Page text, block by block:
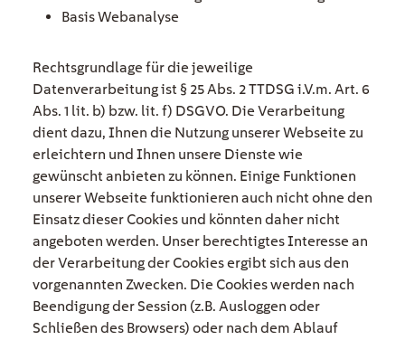
Basis Webanalyse
Rechtsgrundlage für die jeweilige
Datenverarbeitung ist § 25 Abs. 2 TTDSG i.V.m. Art. 6
Abs. 1 lit. b) bzw. lit. f) DSGVO. Die Verarbeitung
dient dazu, Ihnen die Nutzung unserer Webseite zu
erleichtern und Ihnen unsere Dienste wie
gewünscht anbieten zu können. Einige Funktionen
unserer Webseite funktionieren auch nicht ohne den
Einsatz dieser Cookies und könnten daher nicht
angeboten werden. Unser berechtigtes Interesse an
der Verarbeitung der Cookies ergibt sich aus den
vorgenannten Zwecken. Die Cookies werden nach
Beendigung der Session (z.B. Ausloggen oder
Schließen des Browsers) oder nach dem Ablauf